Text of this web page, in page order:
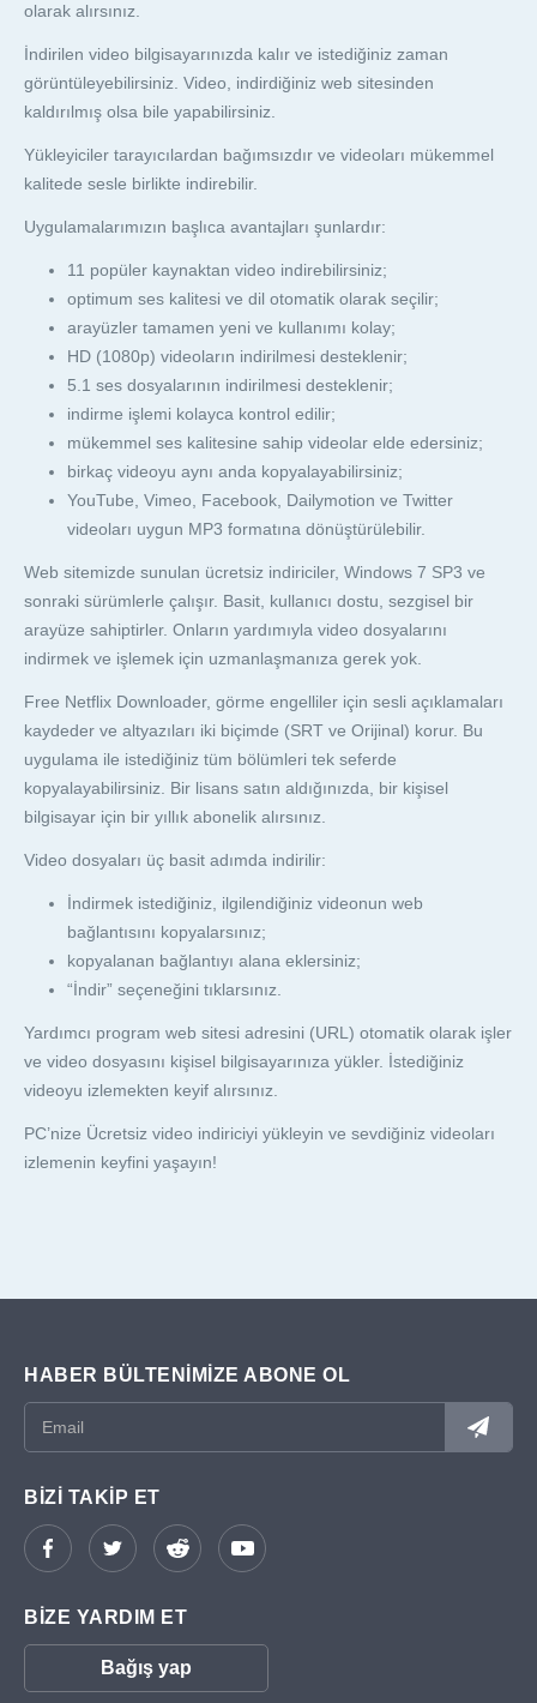
olarak alırsınız.
İndirilen video bilgisayarınızda kalır ve istediğiniz zaman
görüntüleyebilirsiniz. Video, indirdiğiniz web sitesinden
kaldırılmış olsa bile yapabilirsiniz.
Yükleyiciler tarayıcılardan bağımsızdır ve videoları mükemmel
kalitede sesle birlikte indirebilir.
Uygulamalarımızın başlıca avantajları şunlardır:
11 popüler kaynaktan video indirebilirsiniz;
optimum ses kalitesi ve dil otomatik olarak seçilir;
arayüzler tamamen yeni ve kullanımı kolay;
HD (1080p) videoların indirilmesi desteklenir;
5.1 ses dosyalarının indirilmesi desteklenir;
indirme işlemi kolayca kontrol edilir;
mükemmel ses kalitesine sahip videolar elde edersiniz;
birkaç videoyu aynı anda kopyalayabilirsiniz;
YouTube, Vimeo, Facebook, Dailymotion ve Twitter
videoları uygun MP3 formatına dönüştürülebilir.
Web sitemizde sunulan ücretsiz indiriciler, Windows 7 SP3 ve
sonraki sürümlerle çalışır. Basit, kullanıcı dostu, sezgisel bir
arayüze sahiptirler. Onların yardımıyla video dosyalarını
indirmek ve işlemek için uzmanlaşmanıza gerek yok.
Free Netflix Downloader, görme engelliler için sesli açıklamaları
kaydeder ve altyazıları iki biçimde (SRT ve Orijinal) korur. Bu
uygulama ile istediğiniz tüm bölümleri tek seferde
kopyalayabilirsiniz. Bir lisans satın aldığınızda, bir kişisel
bilgisayar için bir yıllık abonelik alırsınız.
Video dosyaları üç basit adımda indirilir:
İndirmek istediğiniz, ilgilendiğiniz videonun web
bağlantısını kopyalarsınız;
kopyalanan bağlantıyı alana eklersiniz;
“İndir” seçeneğini tıklarsınız.
Yardımcı program web sitesi adresini (URL) otomatik olarak işler
ve video dosyasını kişisel bilgisayarınıza yükler. İstediğiniz
videoyu izlemekten keyif alırsınız.
PC’nize Ücretsiz video indiriciyi yükleyin ve sevdiğiniz videoları
izlemenin keyfini yaşayın!
HABER BÜLTENIMIZE ABONE OL
BIZI TAKIP ET
BIZE YARDIM ET
Bağış yap